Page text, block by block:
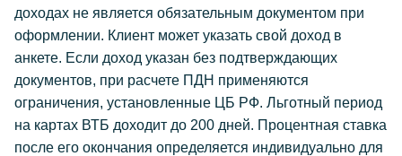
доходах не является обязательным документом при
оформлении. Клиент может указать свой доход в
анкете. Если доход указан без подтверждающих
документов, при расчете ПДН применяются
ограничения, установленные ЦБ РФ. Льготный период
на картах ВТБ доходит до 200 дней. Процентная ставка
после его окончания определяется индивидуально для